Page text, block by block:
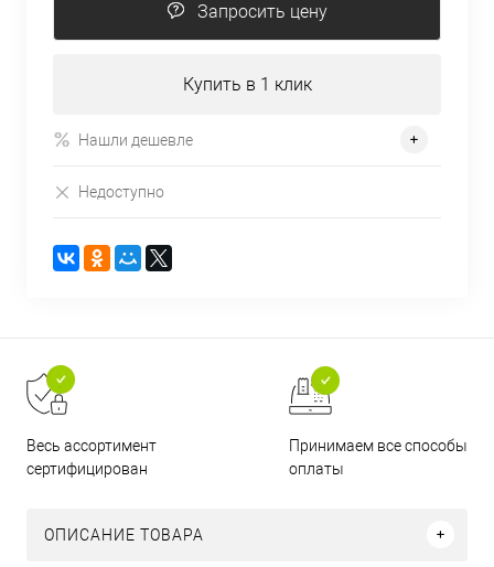
Запросить цену
Купить в 1 клик
Нашли дешевле
Недоступно
Весь ассортимент
сертифицирован
Принимаем все способы
оплаты
ОПИСАНИЕ ТОВАРА